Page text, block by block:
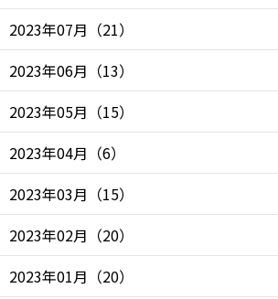
2023年07月 （21）
2023年06月 （13）
2023年05月 （15）
2023年04月 （6）
2023年03月 （15）
2023年02月 （20）
2023年01月 （20）